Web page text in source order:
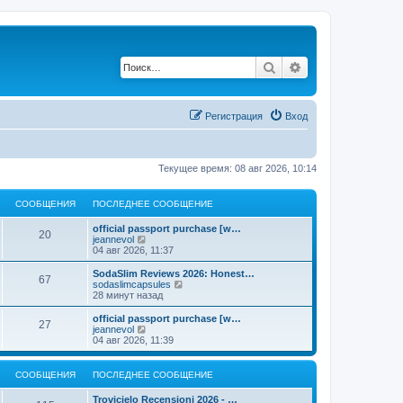
Поиск
Вход
Регистрация
Текущее время: 08 авг 2026, 10:14
СООБЩЕНИЯ ПОСЛЕДНЕЕ СООБЩЕНИЕ
20
official passport purchase [w…
jeannevol
е
р
е
й
т
п
о
с
л
д
н
е
04 авг 2026, 11:37
67
SodaSlim Reviews 2026: Honest…
sodaslimcapsules
р
е
к
п
о
с
28 минут назад
27
official passport purchase [w…
jeannevol
е
р
е
й
04 авг 2026, 11:39
СООБЩЕНИЯ ПОСЛЕДНЕЕ СООБЩЕНИЕ
Trovicielo Recensioni 2026 - …